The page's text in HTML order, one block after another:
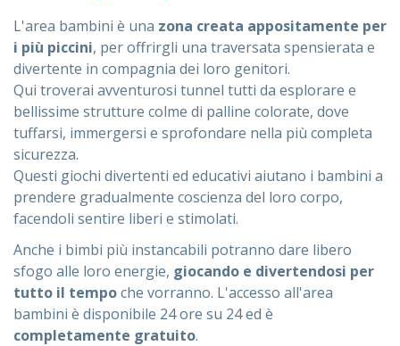
L'area bambini è una zona creata appositamente per
i più piccini, per offrirgli una traversata spensierata e
divertente in compagnia dei loro genitori.
Qui troverai avventurosi tunnel tutti da esplorare e
bellissime strutture colme di palline colorate, dove
tuffarsi, immergersi e sprofondare nella più completa
sicurezza.
Questi giochi divertenti ed educativi aiutano i bambini a
prendere gradualmente coscienza del loro corpo,
facendoli sentire liberi e stimolati.
Anche i bimbi più instancabili potranno dare libero
sfogo alle loro energie, giocando e divertendosi per
tutto il tempoche vorranno. L'accesso all'area
bambini è disponibile 24 ore su 24 ed è
completamente gratuito.